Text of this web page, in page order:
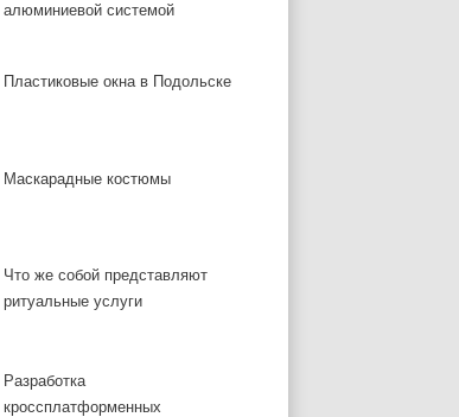
алюминиевой системой
Пластиковые окна в Подольске
Маскарадные костюмы
Что же собой представляют
ритуальные услуги
Разработка
кроссплатформенных